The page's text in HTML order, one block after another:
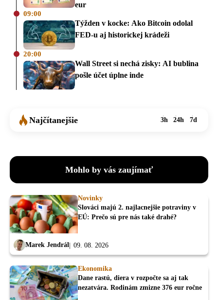
eur
09:00
Týžden v kocke: Ako Bitcoin odolal
FED-u aj historickej krádeži
20:00
Wall Street si nechá zisky: AI bublina
pošle účet úplne inde
Najčítanejšie 3h 24h 7d
Mohlo by vás zaujímať
Novinky
Slováci majú 2. najlacnejšie potraviny v
EÚ: Prečo sú pre nás také drahé?
Marek Jendrál 09. 08. 2026
Ekonomika
Dane rastú, diera v rozpočte sa aj tak
nezatvára. Rodinám zmizne 376 eur ročne